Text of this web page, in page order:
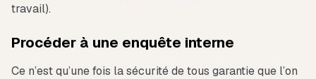
travail).
Procéder à une enquête interne
Ce n’est qu’une fois la sécurité de tous garantie que l’on